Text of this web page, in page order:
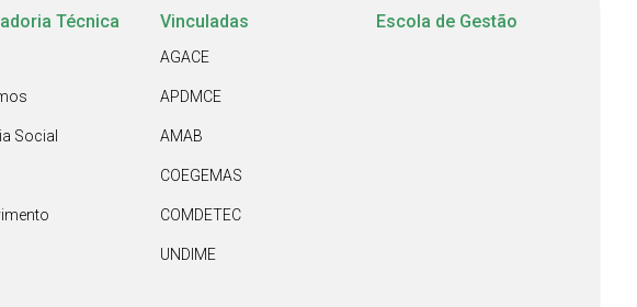
Técnica
Social
Vinculadas
AGACE
APDMCE
AMAB
COEGEMAS
COMDETEC
UNDIME
Escola de Gestão